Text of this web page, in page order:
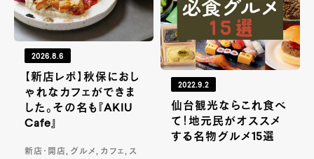
2026.8.6
【新店レポ】秋保におし
ゃれなカフェができま
した。その名も『AKIU
Cafe』
新店・開店, グルメ, カフェ, ス
2022.9.2
仙台観光ならこれ食べ
て！地元民がオススメ
する名物グルメ15選